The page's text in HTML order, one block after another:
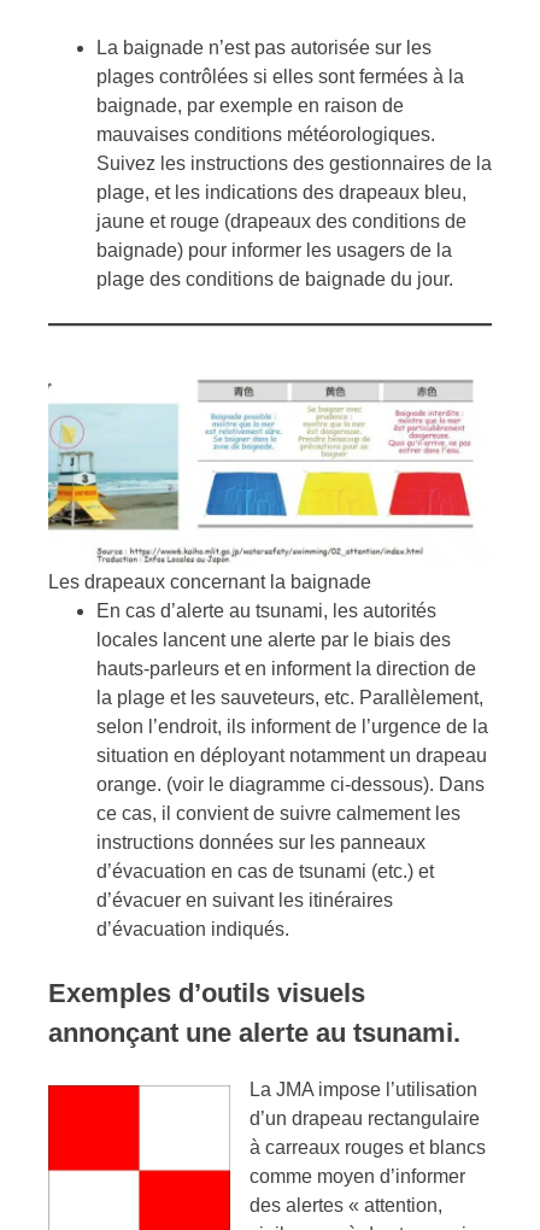
La baignade n’est pas autorisée sur les
plages contrôlées si elles sont fermées à la
baignade, par exemple en raison de
mauvaises conditions météorologiques.
Suivez les instructions des gestionnaires de la
plage, et les indications des drapeaux bleu,
jaune et rouge (drapeaux des conditions de
baignade) pour informer les usagers de la
plage des conditions de baignade du jour.
Les drapeaux concernant la baignade
En cas d’alerte au tsunami, les autorités
locales lancent une alerte par le biais des
hauts-parleurs et en informent la direction de
la plage et les sauveteurs, etc. Parallèlement,
selon l’endroit, ils informent de l’urgence de la
situation en déployant notamment un drapeau
orange. (voir le diagramme ci-dessous). Dans
ce cas, il convient de suivre calmement les
instructions données sur les panneaux
d’évacuation en cas de tsunami (etc.) et
d’évacuer en suivant les itinéraires
d’évacuation indiqués.
Exemples d’outils visuels
annonçant une alerte au tsunami.
La JMA impose l’utilisation
d’un drapeau rectangulaire
à carreaux rouges et blancs
comme moyen d’informer
des alertes « attention,